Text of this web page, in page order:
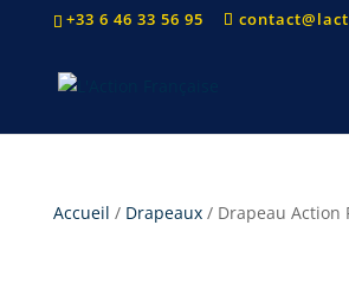
+33 6 46 33 56 95
Accueil / Drapeaux/ Drapeau Action